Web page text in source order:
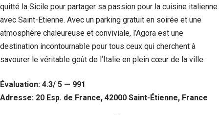
quitté la Sicile pour partager sa passion pour la cuisine italienne
avec Saint-Etienne. Avec un parking gratuit en soirée et une
atmosphère chaleureuse et conviviale, l’Agora est une
destination incontournable pour tous ceux qui cherchent à
savourer le véritable goût de l’Italie en plein cœur de la ville.
Évaluation: 4.3/ 5 — 991
Adresse: 20 Esp. de France, 42000 Saint-Étienne, France
Marketing
votre intérêt et
votre
comportement
lorsque vous
site, vous
chances de